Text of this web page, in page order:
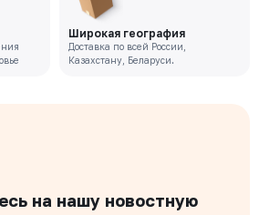
Широкая география
Доставка по всей России,
Казахстану, Беларуси.
на нашу новостную